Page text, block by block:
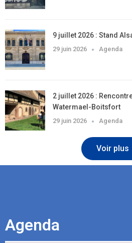
9 juillet 2026 : Stand
29 juin 2026 Agenda
2 juillet 2026 :
Watermael-Boitsfort
29 juin 2026 Agenda
Voir plus
Agenda